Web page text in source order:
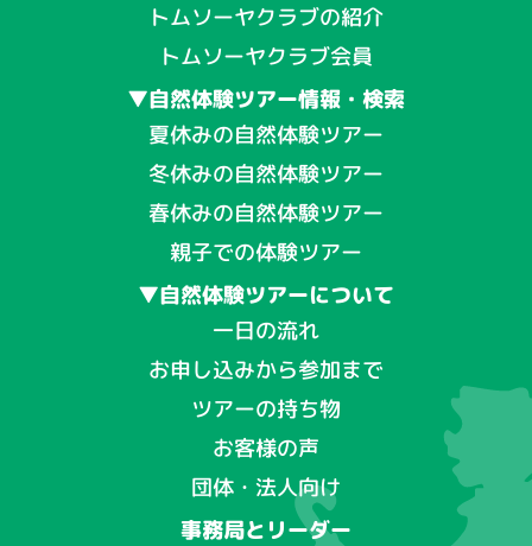
トムソーヤクラブの紹介
トムソーヤクラブ会員
▼自然体験ツアー情報・検索
夏休みの自然体験ツアー
冬休みの自然体験ツアー
春休みの自然体験ツアー
親子での体験ツアー
▼自然体験ツアーについて
一日の流れ
お申し込みから参加まで
ツアーの持ち物
お客様の声
団体・法人向け
事務局とリーダー